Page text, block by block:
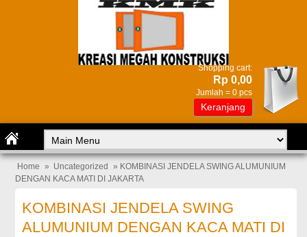
Shopping cart:
Rp 0,00
Jumlah = 0 pcs
Keranjang
Home » Uncategorized
» KOMBINASI JENDELA SWING ALUMUNIUM
DENGAN KACA MATI DI JAKARTA
KOMBINASI JENDELA SWING
ALUMUNIUM DENGAN KACA MATI DI